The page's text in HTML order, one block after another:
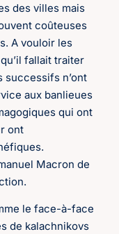
des villes mais
coûteuses
A vouloir les
fallait traiter
successifs n’ont
aux banlieues
qui ont
ont
Macron de
le face-à-face
de kalachnikovs